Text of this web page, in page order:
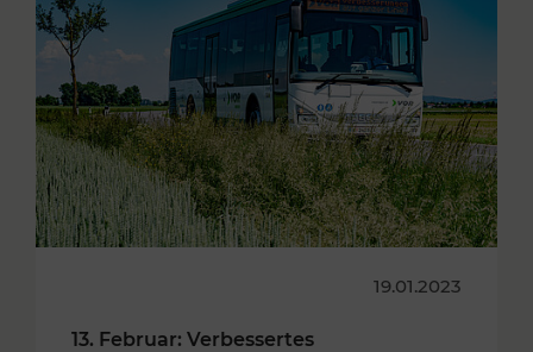
19.01.2023
13. Februar: Verbessertes